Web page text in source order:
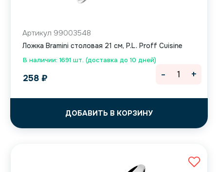
В наличии: 1691 шт. (доставка до 10 дней)
Артикул 99003548
Ложка Bramini столовая 21 см, P.L. Proff Cuisine
258 ₽
ДОБАВИТЬ В КОРЗИНУ
- +